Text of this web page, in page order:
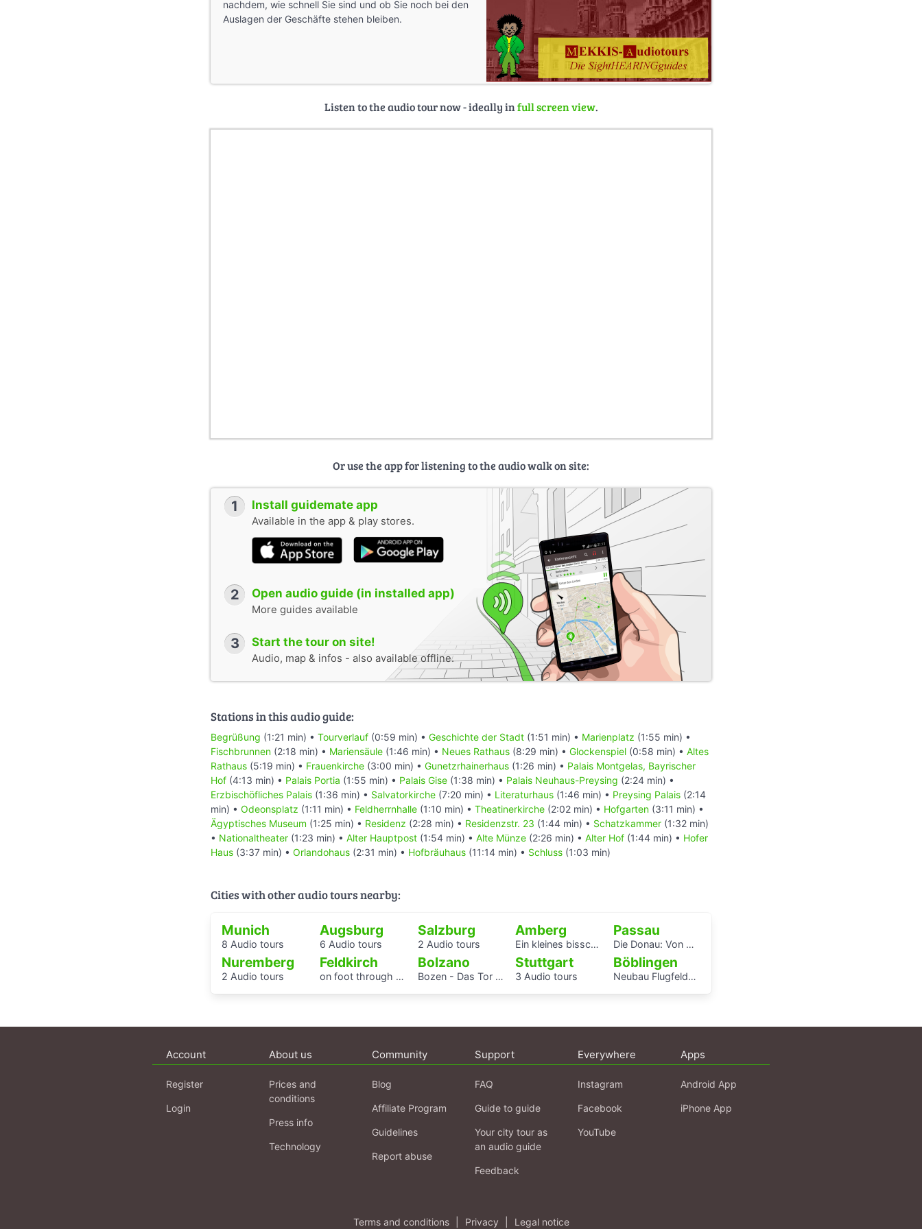
nachdem, wie schnell Sie sind und ob Sie noch bei den
Auslagen der Geschäfte stehen bleiben.
Listen to the audio tour now - ideally infull screen view.
Or use the app for listening to the audio walk on site:
1 Install guidemate app
Available in the app & play stores.
2 Open audio guide (in installed app)
More guides available
3 Start the tour on site!
Audio, map & infos - also available offline.
Stations in this audio guide:
Begrüßung (1:21 min) • Tourverlauf (0:59 min) • Geschichte der Stadt (1:51 min) • Marienplatz (1:55 min) •
Fischbrunnen (2:18 min) • Mariensäule (1:46 min) • Neues Rathaus (8:29 min) • Glockenspiel (0:58 min) • Altes
Rathaus (5:19 min) • Frauenkirche (3:00 min) • Gunetzrhainerhaus (1:26 min) • Palais Montgelas, Bayrischer
Hof (4:13 min) • Palais Portia (1:55 min) • Palais Gise (1:38 min) • Palais Neuhaus-Preysing (2:24 min) •
Erzbischöfliches Palais (1:36 min) • Salvatorkirche (7:20 min) • Literaturhaus (1:46 min) • Preysing Palais (2:14
min) • Odeonsplatz (1:11 min) • Feldherrnhalle (1:10 min) • Theatinerkirche (2:02 min) • Hofgarten (3:11 min) •
Ägyptisches Museum (1:25 min) • Residenz (2:28 min) • Residenzstr. 23 (1:44 min) • Schatzkammer (1:32 min)
• Nationaltheater (1:23 min) • Alter Hauptpost (1:54 min) • Alte Münze (2:26 min) • Alter Hof (1:44 min) • Hofer
Haus (3:37 min) • Orlandohaus (2:31 min) • Hofbräuhaus (11:14 min) • Schluss (1:03 min)
Cities with other audio tours nearby:
Munich
8 Audio tours
Augsburg
6 Audio tours
Salzburg
2 Audio tours
Amberg
Ein kleines bisschen Amberger Stadtgeschichte
Passau
Die Donau: Von Passau bis Budapest.
Nuremberg
2 Audio tours
Feldkirch
on foot through eight centuries
Bolzano
Bozen - Das Tor zu den Dolomiten
Stuttgart
3 Audio tours
Böblingen
Neubau Flugfeldklinikum - Erlebe das Krankenhaus von morgen
Account
Register
Login
About us
Prices and
conditions
Press info
Technology
Community
Blog
Affiliate Program
Guidelines
Report abuse
Support
FAQ
Guide to guide
Your city tour as
an audio guide
Feedback
Everywhere
Instagram
Facebook
YouTube
Apps
Android App
iPhone App
Terms and conditions Privacy Legal notice